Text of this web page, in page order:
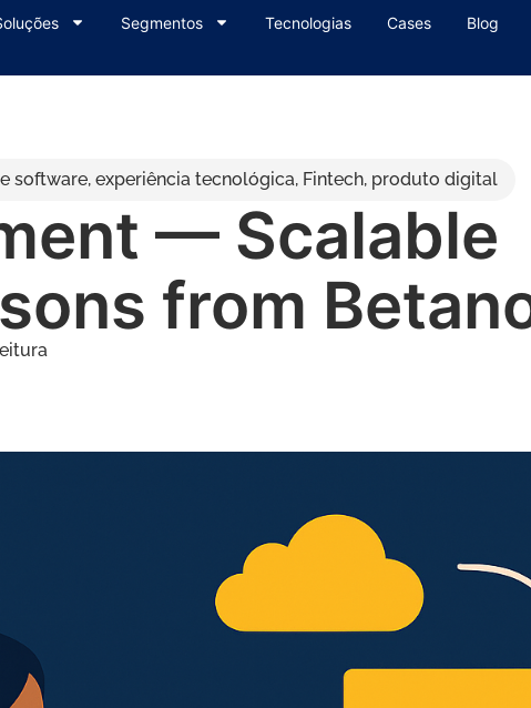
Segmentos Tecnologias Cases Blog
software, experiência tecnológica, Fintech, produto digital
— Scalable
from